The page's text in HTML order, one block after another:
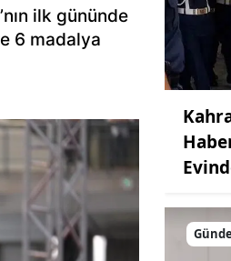
ilk gününde
6 madalya